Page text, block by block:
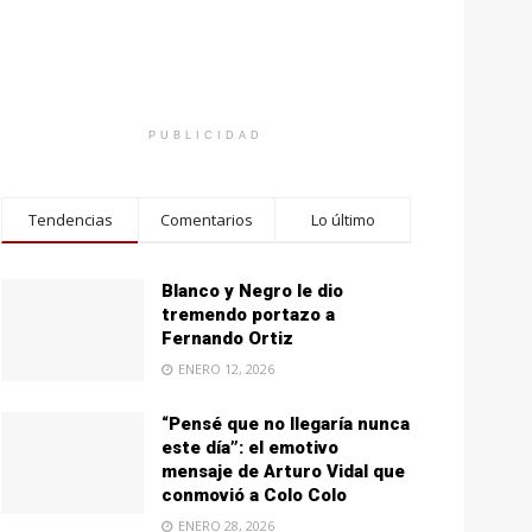
PUBLICIDAD
Tendencias Comentarios Lo último
Blanco y Negro le dio
tremendo portazo a
Fernando Ortiz
ENERO 12, 2026
“Pensé que no llegaría nunca
este día”: el emotivo
mensaje de Arturo Vidal que
conmovió a Colo Colo
ENERO 28, 2026